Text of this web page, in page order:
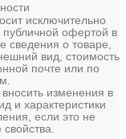
исключительно
офертой в
сведения о товаре,
вид, стоимость
почте или по
изменения в
и характеристики
если это не
свойства.